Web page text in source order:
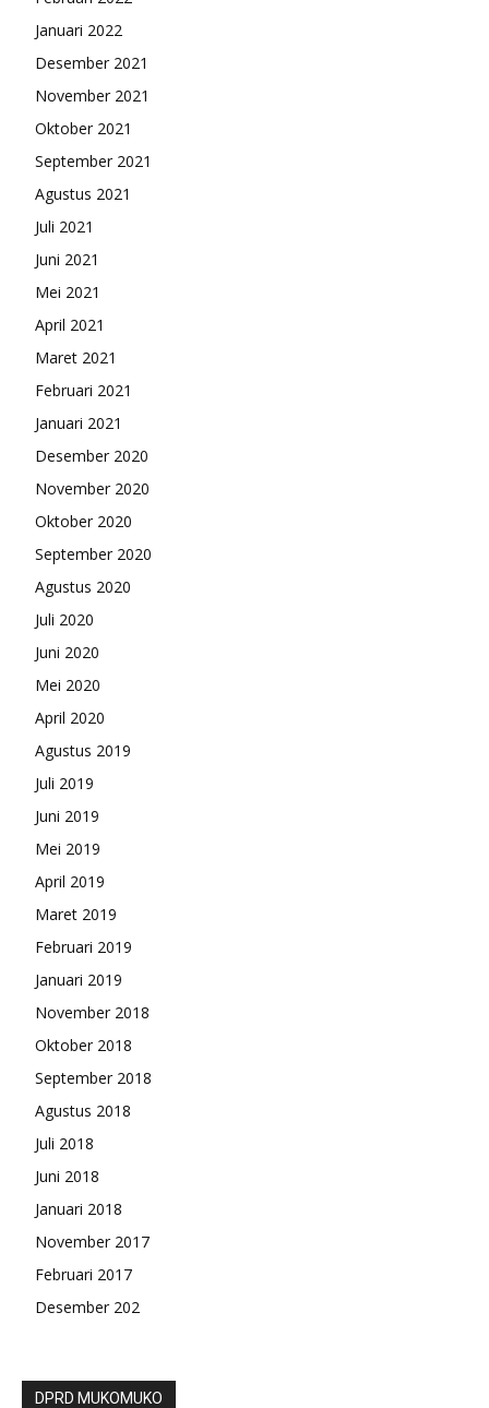
Januari 2022
Desember 2021
November 2021
Oktober 2021
September 2021
Agustus 2021
Juli 2021
Juni 2021
Mei 2021
April 2021
Maret 2021
Februari 2021
Januari 2021
Desember 2020
November 2020
Oktober 2020
September 2020
Agustus 2020
Juli 2020
Juni 2020
Mei 2020
April 2020
Agustus 2019
Juli 2019
Juni 2019
Mei 2019
April 2019
Maret 2019
Februari 2019
Januari 2019
November 2018
Oktober 2018
September 2018
Agustus 2018
Juli 2018
Juni 2018
Januari 2018
November 2017
Februari 2017
Desember 202
DPRD MUKOMUKO